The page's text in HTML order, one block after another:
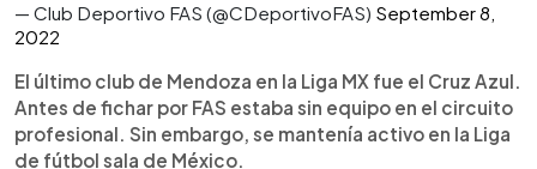
— Club Deportivo FAS (@CDeportivoFAS) September 8,
2022
El último club de Mendoza en la Liga MX fue el Cruz Azul.
Antes de fichar por FAS estaba sin equipo en el circuito
profesional. Sin embargo, se mantenía activo en la Liga
de fútbol sala de México.